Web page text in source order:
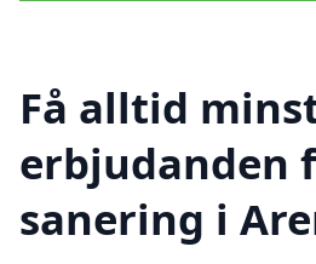
Få alltid
erbjudanden
sanering i